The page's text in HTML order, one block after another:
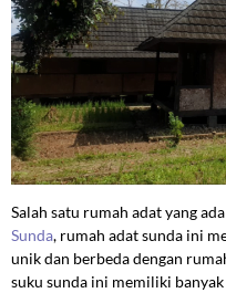
Salah satu rumah adat yang
Sunda, rumah adat sunda ini
unik dan berbeda dengan
suku sunda ini memiliki